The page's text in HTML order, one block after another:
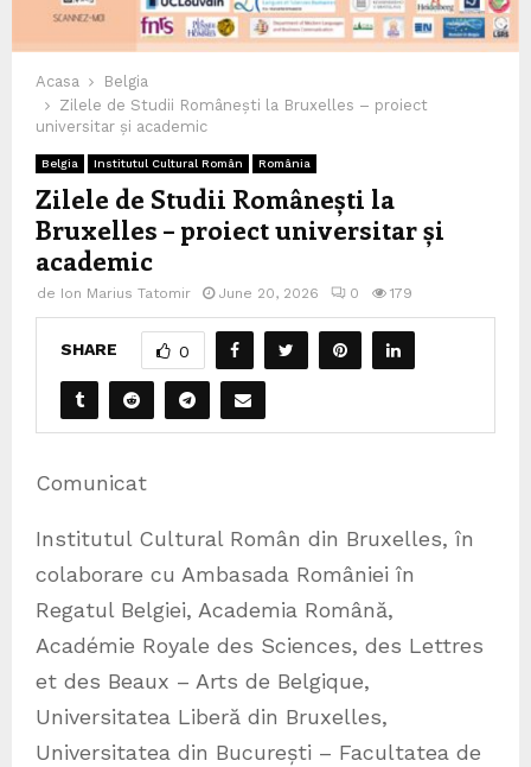
Acasa
Belgia
Zilele de Studii Românești la Bruxelles – proiect
universitar și academic
Belgia Institutul Cultural Român România
Zilele de Studii Românești la
Bruxelles – proiect universitar și
academic
de Ion Marius Tatomir June 20, 2026 0 179
SHARE 0
Comunicat
Institutul Cultural Român din Bruxelles, în
colaborare cu Ambasada României în
Regatul Belgiei, Academia Română,
Académie Royale des Sciences, des Lettres
et des Beaux – Arts de Belgique,
Universitatea Liberă din Bruxelles,
Universitatea din București – Facultatea de